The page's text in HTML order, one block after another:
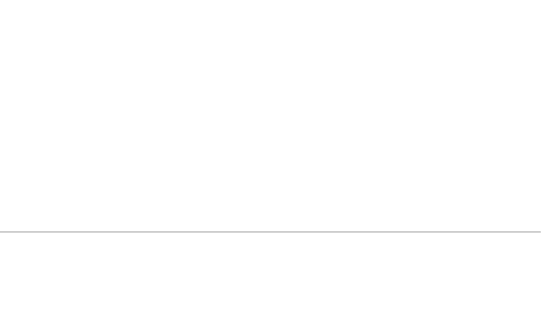
ราคาคุ้มค่า แตกต่างกว่า
ดิน อสังหา เน้นผลงาน รับรองคุณภาพ ติดกูเกิ้ลหน้าแรกทุกโพสต์ได้จริง ที่เดียวในไทย